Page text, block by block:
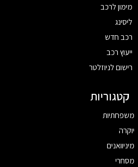
מימון לרכב
ליסינג
רכב חדש
ייעוץ רכב
רישום לניוזלטר
קטגוריות
משפחתיות
יוקרה
מיניוואנים
מסחרי